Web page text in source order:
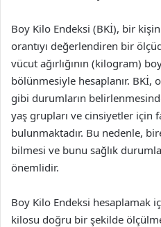
Boy Kilo Endeksi (BKİ), bir
orantıyı değerlendiren bir
vücut ağırlığının (kilogram)
bölünmesiyle hesaplanır. BKİ,
gibi durumların
yaş grupları ve cinsiyetler için
bulunmaktadır. Bu nedenle,
bilmesi ve bunu sağlık
önemlidir.
Boy Kilo Endeksi hesaplamak
kilosu doğru bir şekilde